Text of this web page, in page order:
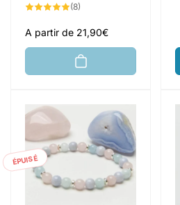
(8)
critiques
Prix
habituel
A partir de 21,90€
ÉPUISÉ